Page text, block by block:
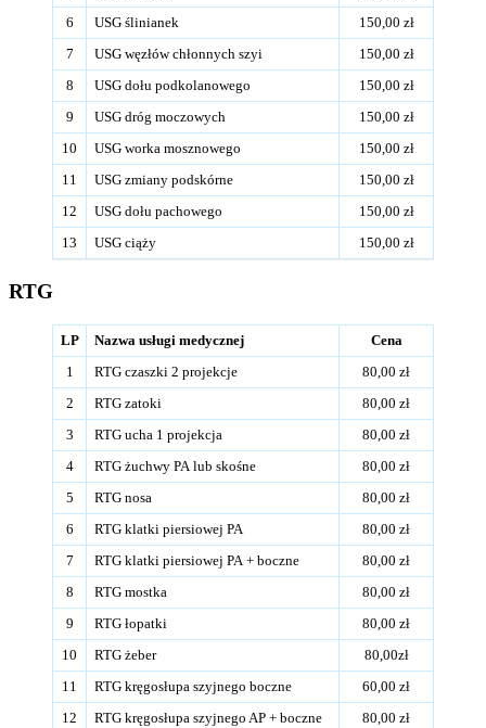
6
USG ślinianek
150,00 zł
7
USG węzłów chłonnych szyi
150,00 zł
8
USG dołu podkolanowego
150,00 zł
9
USG dróg moczowych
150,00 zł
10
USG worka mosznowego
150,00 zł
11
USG zmiany podskórne
150,00 zł
12
USG dołu pachowego
150,00 zł
13
USG ciąży 150,00 zł
RTG
LP Nazwa usługi medycznej
Cena
1
RTG czaszki 2 projekcje
80,00 zł
2
RTG zatoki
80,00 zł
3
RTG ucha 1 projekcja
80,00 zł
4
RTG żuchwy PA lub skośne
80,00 zł
5
RTG nosa
80,00 zł
6
RTG klatki piersiowej PA
80,00 zł
7
RTG klatki piersiowej PA + boczne
80,00 zł
8
RTG mostka
80,00 zł
9
RTG łopatki
80,00 zł
10
RTG żeber
80,00zł
11
RTG kręgosłupa szyjnego boczne
60,00 zł
12
RTG kręgosłupa szyjnego AP + boczne
80,00 zł